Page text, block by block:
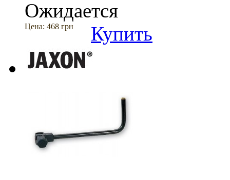
Ожидается
Цена: 468 грн Купить